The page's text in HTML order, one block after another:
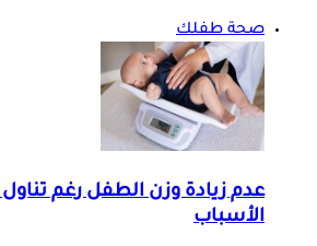
صحة طفلك
عدم زيادة وزن الطفل رغم
الأسباب